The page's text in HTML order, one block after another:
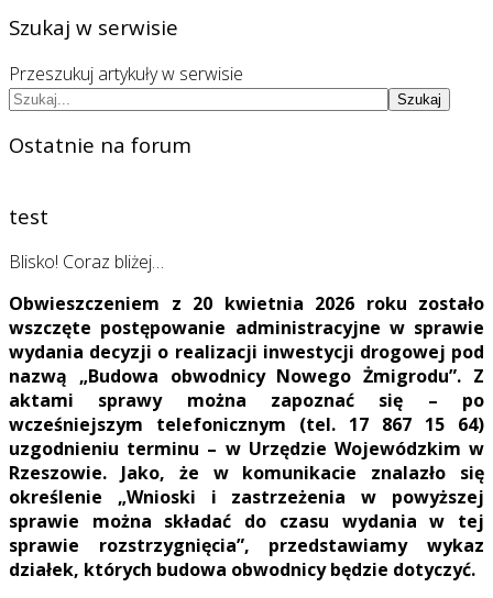
Szukaj w serwisie
Przeszukuj artykuły w serwisie
Szukaj
Ostatnie na forum
test
Blisko! Coraz bliżej…
Obwieszczeniem z 20 kwietnia 2026 roku zostało
wszczęte postępowanie administracyjne w sprawie
wydania decyzji o realizacji inwestycji drogowej pod
nazwą „Budowa obwodnicy Nowego Żmigrodu”. Z
aktami sprawy można zapoznać się – po
wcześniejszym telefonicznym (tel. 17 867 15 64)
uzgodnieniu terminu – w Urzędzie Wojewódzkim w
Rzeszowie. Jako, że w komunikacie znalazło się
określenie „Wnioski i zastrzeżenia w powyższej
sprawie można składać do czasu wydania w tej
sprawie rozstrzygnięcia”, przedstawiamy wykaz
działek, których budowa obwodnicy będzie dotyczyć.